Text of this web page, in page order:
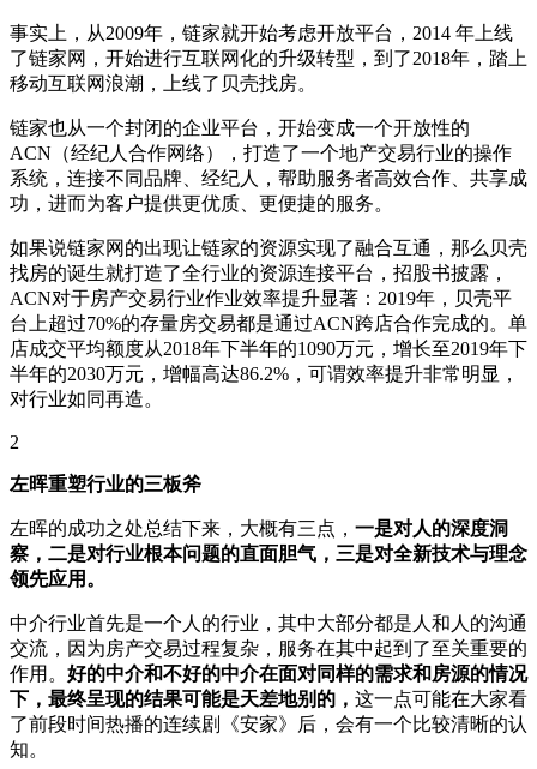
事实上，从2009年，链家就开始考虑开放平台，2014 年上线
了链家网，开始进行互联网化的升级转型，到了2018年，踏上
移动互联网浪潮，上线了贝壳找房。
链家也从一个封闭的企业平台，开始变成一个开放性的
ACN（经纪人合作网络），打造了一个地产交易行业的操作
系统，连接不同品牌、经纪人，帮助服务者高效合作、共享成
功，进而为客户提供更优质、更便捷的服务。
如果说链家网的出现让链家的资源实现了融合互通，那么贝壳
找房的诞生就打造了全行业的资源连接平台，招股书披露，
ACN对于房产交易行业作业效率提升显著：2019年，贝壳平
台上超过70%的存量房交易都是通过ACN跨店合作完成的。单
店成交平均额度从2018年下半年的1090万元，增长至2019年下
半年的2030万元，增幅高达86.2%，可谓效率提升非常明显，
对行业如同再造。
2
左晖重塑行业的三板斧
左晖的成功之处总结下来，大概有三点， 一是对人的深度洞
察，二是对行业根本问题的直面胆气，三是对全新技术与理念
领先应用。
中介行业首先是一个人的行业，其中大部分都是人和人的沟通
交流，因为房产交易过程复杂，服务在其中起到了至关重要的
作用。 好的中介和不好的中介在面对同样的需求和房源的情况
下，最终呈现的结果可能是天差地别的， 这一点可能在大家看
了前段时间热播的连续剧《安家》后，会有一个比较清晰的认
知。